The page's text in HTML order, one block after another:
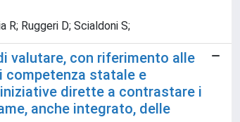
R; Ruggeri D; Scialdoni S;
valutare, con riferimento alle
statale e
dirette a contrastare i
anche integrato, delle